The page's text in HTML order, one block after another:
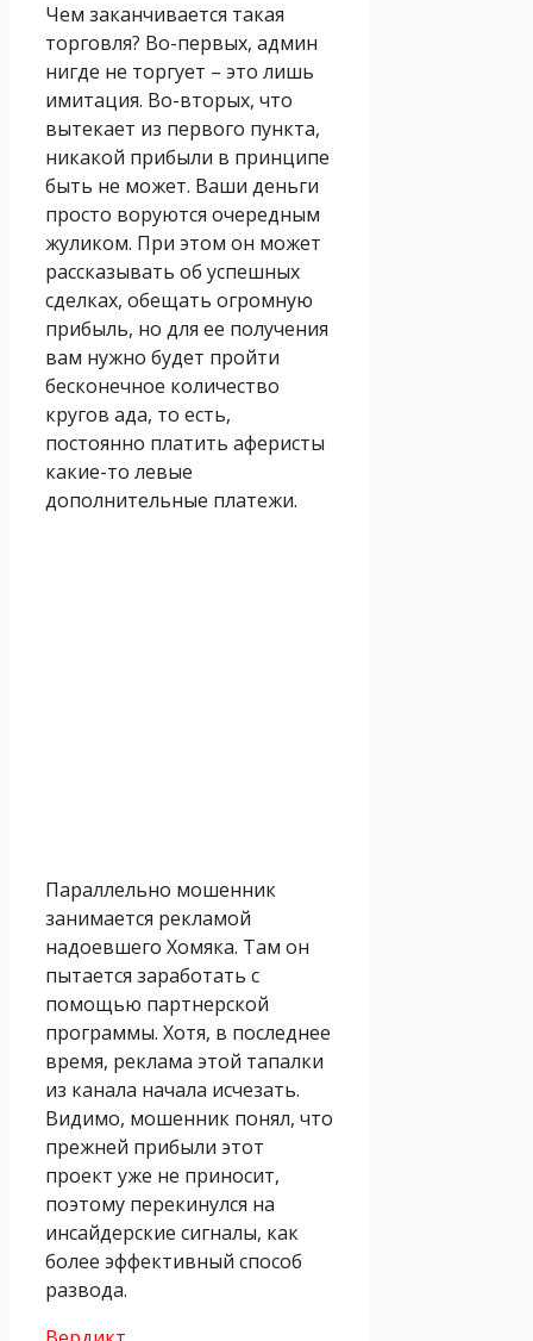
Чем заканчивается такая
торговля? Во-первых, админ
нигде не торгует – это лишь
имитация. Во-вторых, что
вытекает из первого пункта,
никакой прибыли в принципе
быть не может. Ваши деньги
просто воруются очередным
жуликом. При этом он может
рассказывать об успешных
сделках, обещать огромную
прибыль, но для ее получения
вам нужно будет пройти
бесконечное количество
кругов ада, то есть,
постоянно платить аферисты
какие-то левые
дополнительные платежи.
Параллельно мошенник
занимается рекламой
надоевшего Хомяка. Там он
пытается заработать с
помощью партнерской
программы. Хотя, в последнее
время, реклама этой тапалки
из канала начала исчезать.
Видимо, мошенник понял, что
прежней прибыли этот
проект уже не приносит,
поэтому перекинулся на
инсайдерские сигналы, как
более эффективный способ
развода.